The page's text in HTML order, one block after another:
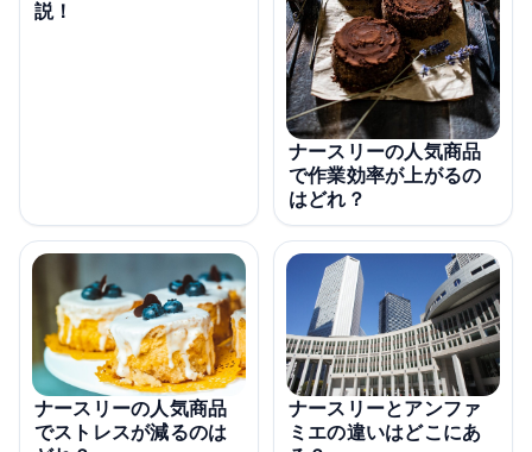
説！
ナースリーの人気商品
で作業効率が上がるの
はどれ？
ナースリーの人気商品
でストレスが減るのは
ナースリーとアンファ
ミエの違いはどこにあ